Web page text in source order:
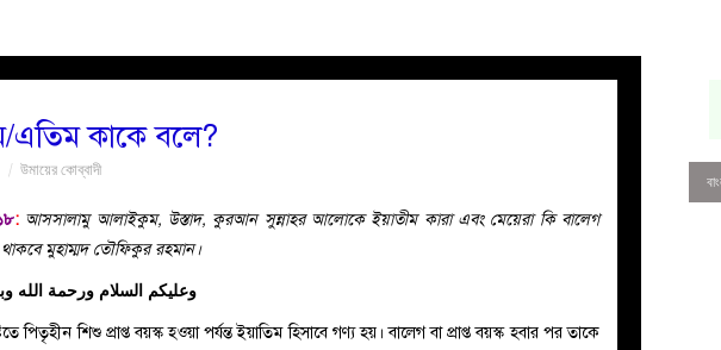
এতিম কাকে বলে?
উমায়ের কোব্বাদী
: আসসালামু আলাইকুম, উস্তাদ, কুরআন সুন্নাহর আলোকে ইয়াতীম কারা এবং মেয়েরা কি বালেগ
মুহাম্মদ তৌফিকুর রহমান।
وعليكم السلام ورحمة الله
পিতৃহীন শিশু প্রাপ্ত বয়স্ক হওয়া পর্যন্ত ইয়াতিম হিসাবে গণ্য হয়। বালেগ বা প্রাপ্ত বয়স্ক হবার পর তাকে